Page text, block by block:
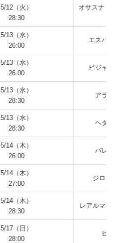
5/12（火）
28:30
オサスナ
5/13（水）
26:00
エスパ
5/13（水）
26:00
ビジャ
5/13（水）
28:30
アラ
5/13（水）
28:30
ヘタ
5/14（木）
26:00
バレ
5/14（木）
27:00
ジロー
5/14（木）
28:30
レアルマド
5/17（日）
28:00
ビ